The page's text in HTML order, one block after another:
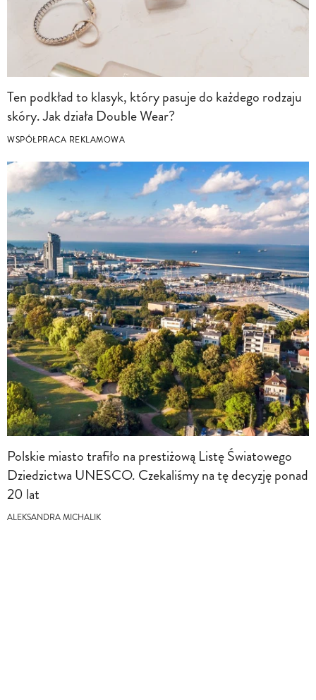
Ten podkład to klasyk, który pasuje do każdego rodzaju
skóry. Jak działa Double Wear?
WSPÓŁPRACA REKLAMOWA
Polskie miasto trafiło na prestiżową Listę Światowego
Dziedzictwa UNESCO. Czekaliśmy na tę decyzję ponad
20 lat
ALEKSANDRA MICHALIK